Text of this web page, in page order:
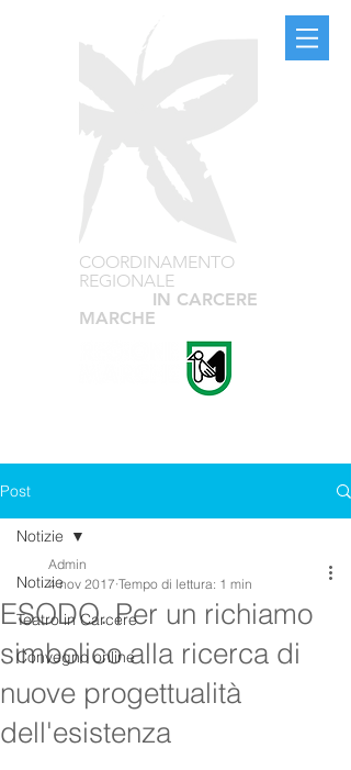
COORDINAMENTO
REGIONALE
IN CARCERE
MARCHE
Post
Notizie
Teatro in Carcere
Convegno online
Notizie
ESODO. Per un richiamo
simbolico alla ricerca di
nuove progettualità
dell'esistenza
Admin
4 nov 2017 Tempo di lettura: 1 min